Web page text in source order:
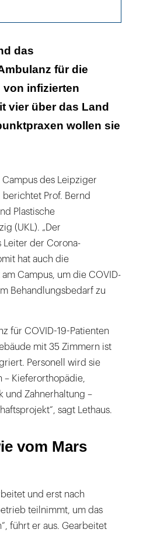
Aufruf
das
für die
infizierten
vier über das Land
wollen sie
des Leipziger
berichtet Prof. Bernd
Plastische
(UKL). „Der
Leiter der Corona-
hat auch die
Campus, um die COVID-
Behandlungsbedarf zu
für COVID-19-Patienten
mit 35 Zimmern ist
Personell wird sie
– Kieferorthopädie,
und Zahnerhaltung –
sagt Lethaus.
vom Mars
und erst nach
teilnimmt, um das
führt er aus. Gearbeitet